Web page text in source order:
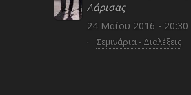
Λάρισας
24 Μαΐου 2016 - 20:30
· Σεμινάρια - Διαλέξεις